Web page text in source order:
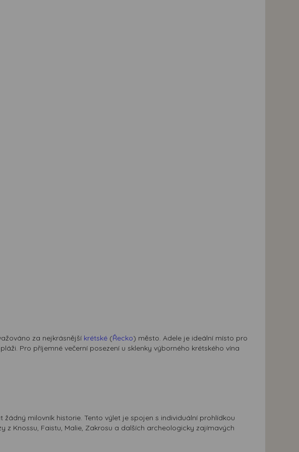
za nejkrásnější krétské (Řecko) město. Adele je ideální místo pro
Pro příjemné večerní posezení u sklenky výborného krétského vína
milovník historie. Tento výlet je spojen s individuální prohlídkou
Knossu, Faistu, Malie, Zakrosu a dalších archeologicky zajímavých